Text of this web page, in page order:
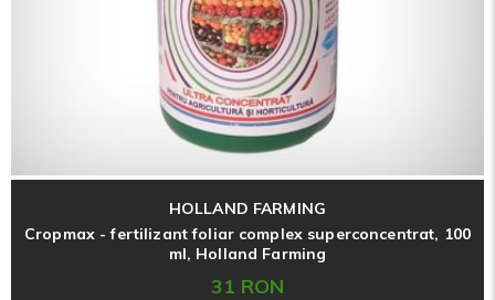
HOLLAND FARMING
Cropmax - fertilizant foliar complex superconcentrat, 100
ml, Holland Farming
31 RON